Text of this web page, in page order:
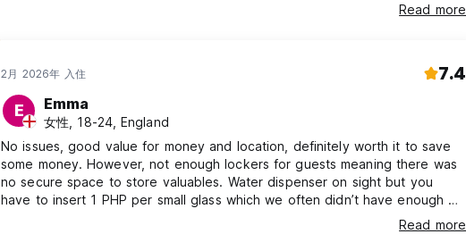
Read more
2月 2026年 入住 7.4
E Emma
女性, 18-24, England
No issues, good value for money and location, definitely worth it to save
some money. However, not enough lockers for guests meaning there was
no secure space to store valuables. Water dispenser on sight but you
have to insert 1 PHP per small glass which we often didn’t have enough of
Read more